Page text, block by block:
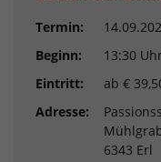
Termin:
Beginn:
13:30
Eintritt:
ab €
Adresse:
6343 Erl